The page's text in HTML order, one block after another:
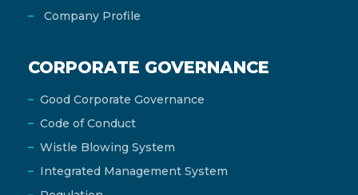
Company Profile
CORPORATE GOVERNANCE
Good Corporate Governance
Code of Conduct
Wistle Blowing System
Integrated Management System